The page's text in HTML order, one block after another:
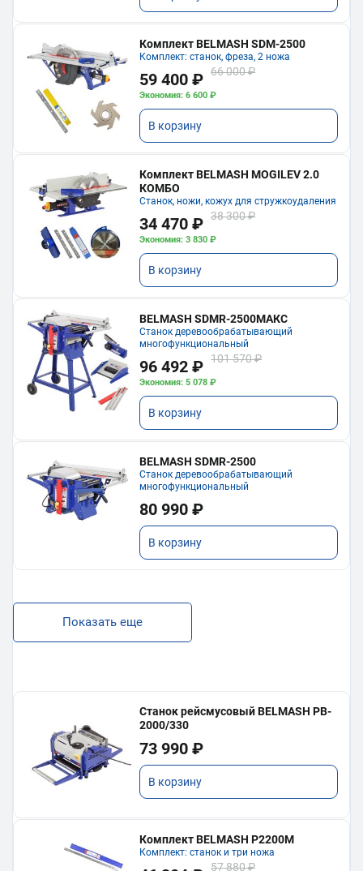
Комплект BELMASH SDM-2500
Комплект: станок, фреза, 2 ножа
59 400 ₽ 66 000 ₽
Экономия: 6 600 ₽
В корзину
Комплект BELMASH MOGILEV 2.0
КОМБО
Станок, ножи, кожух для стружкоудаления
34 470 ₽ 38 300 ₽
Экономия: 3 830 ₽
В корзину
BELMASH SDMR-2500МАКС
Станок деревообрабатывающий
многофункциональный
96 492 ₽ 101 570 ₽
Экономия: 5 078 ₽
В корзину
BELMASH SDMR-2500
Станок деревообрабатывающий
многофункциональный
80 990 ₽
В корзину
Показать еще
Станок рейсмусовый BELMASH PB-
2000/330
73 990 ₽
В корзину
Комплект BELMASH P2200M
Комплект: станок и три ножа
57 880 ₽